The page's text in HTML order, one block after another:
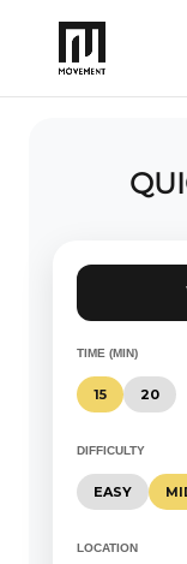
TIME (MIN)
15 20
DIFFICULTY
EASY
LOCATION